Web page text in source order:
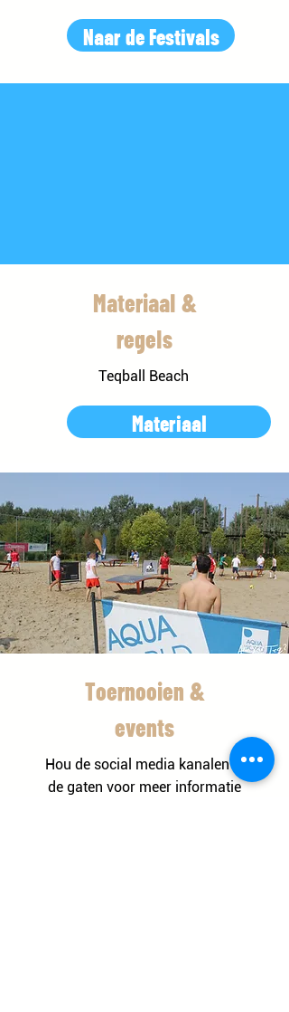
Naar de Festivals
Materiaal &
regels
Teqball Beach
Materiaal
Toernooien &
events
Hou de social media kanalen in
de gaten voor meer informatie